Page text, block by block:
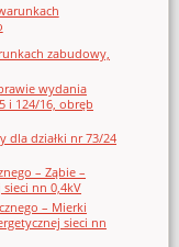
zabudowy,
wydania
i 124/16, obręb
dla działki nr 73/24
– Ząbie –
nn 0,4kV
– Mierki
sieci nn